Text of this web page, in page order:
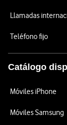
Llamadas
Teléfono fijo
Catálogo
Móviles iPhone
Móviles Samsung